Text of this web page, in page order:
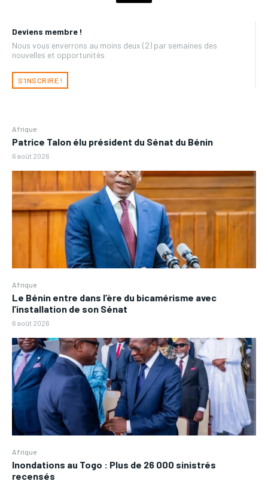
Deviens membre !
Nous vous enverrons au moins deux (2) par semaines des
nouvelles et opportunités
S'INSCRIRE !
Afrique
Patrice Talon élu président du Sénat du Bénin
6 août 2026
Afrique
Le Bénin entre dans l’ère du bicamérisme avec
l’installation de son Sénat
6 août 2026
Afrique
Inondations au Togo : Plus de 26 000 sinistrés
recensés